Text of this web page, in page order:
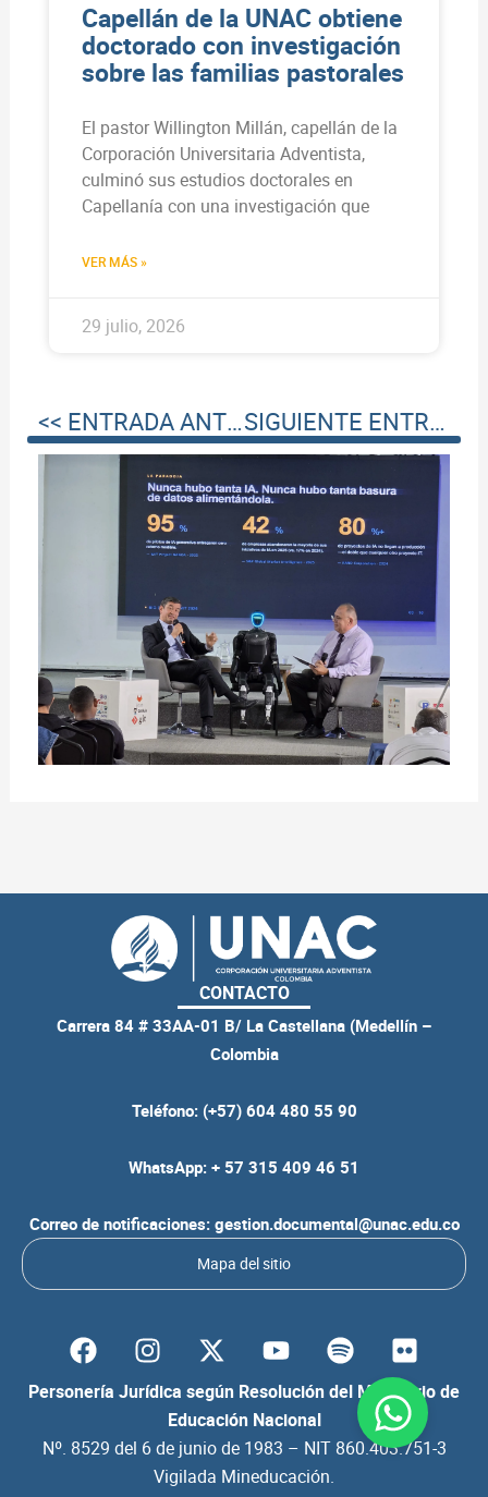
Capellán de la UNAC obtiene
doctorado con investigación
sobre las familias pastorales
El pastor Willington Millán, capellán de la
Corporación Universitaria Adventista,
culminó sus estudios doctorales en
Capellanía con una investigación que
VER MÁS »
29 julio, 2026
<< ENTRADA ANTERIOR SIGUIENTE ENTRADA >>
CONTACTO
Carrera 84 # 33AA-01 B/ La Castellana (Medellín –
Colombia
Teléfono: (+57) 604 480 55 90
WhatsApp: + 57 315 409 46 51
Correo de notificaciones: gestion.documental@unac.edu.co
Mapa del sitio
Personería Jurídica según Resolución del Ministerio de
Educación Nacional
Nº. 8529 del 6 de junio de 1983 – NIT 860.403.751-3
Vigilada Mineducación.
F
a
c
b
I
n
s
a
g
Y
o
u
t
u
b
S
p
o
i
F
l
i
c
k